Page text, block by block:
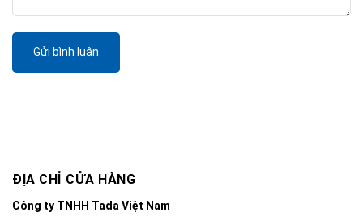
Gửi bình luận
ĐỊA CHỈ CỬA HÀNG
Công ty TNHH Tada Việt Nam